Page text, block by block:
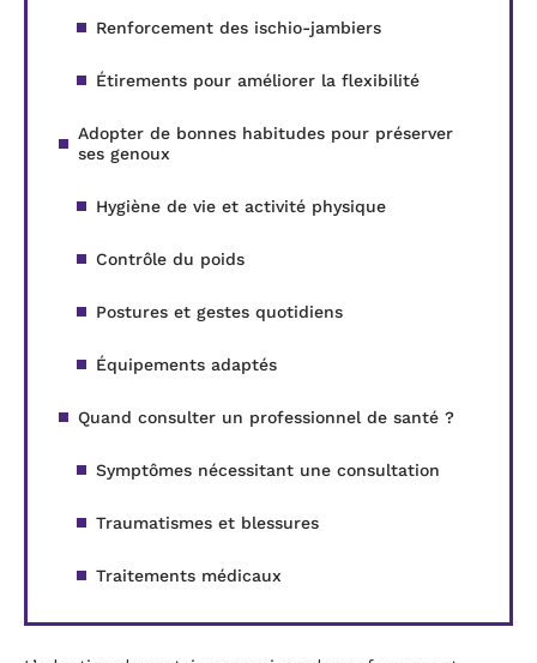
Renforcement des ischio-jambiers
Étirements pour améliorer la flexibilité
Adopter de bonnes habitudes pour préserver
ses genoux
Hygiène de vie et activité physique
Contrôle du poids
Postures et gestes quotidiens
Équipements adaptés
Quand consulter un professionnel de santé ?
Symptômes nécessitant une consultation
Traumatismes et blessures
Traitements médicaux